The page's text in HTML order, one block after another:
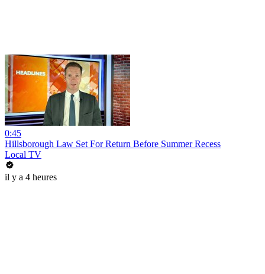
0:45
Hillsborough Law Set For Return Before Summer Recess
Local TV
il y a 4 heures